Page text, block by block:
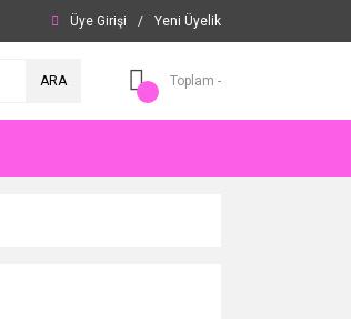
Üye Girişi / Yeni Üyelik
ARA Toplam -